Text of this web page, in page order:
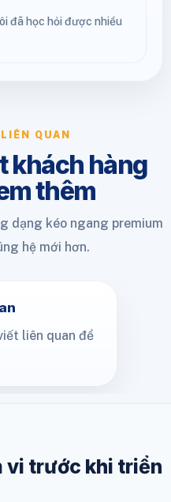
đã học hỏi được nhiều
QUAN
khách hàng
thêm
dạng kéo ngang premium
hệ mới hơn.
liên quan để
vi trước khi triển